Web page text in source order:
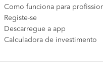
Como funciona para
Registe-se
Descarregue a app
Calculadora de investimento